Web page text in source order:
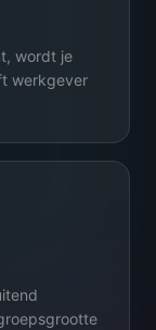
wordt je
werkgever